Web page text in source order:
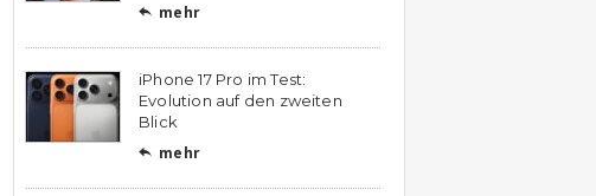
 mehr
iPhone 17 Pro im Test:
Evolution auf den zweiten
Blick
 mehr